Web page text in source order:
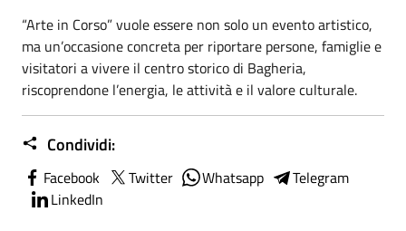
“Arte in Corso” vuole essere non solo un evento artistico,
ma un’occasione concreta per riportare persone, famiglie e
visitatori a vivere il centro storico di Bagheria,
riscoprendone l’energia, le attività e il valore culturale.
Condividi:
Facebook Twitter Whatsapp
Telegram
LinkedIn